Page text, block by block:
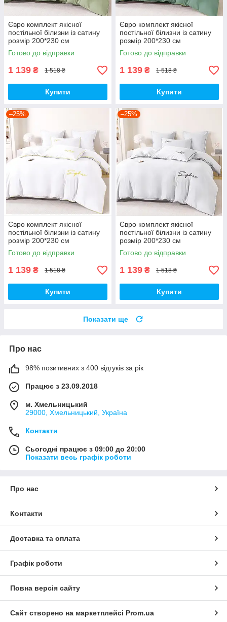
Євро комплект якісної
постільної білизни із сатину
розмір 200*230 см
Готово до відправки
1 139 ₴ 1 518 ₴
Купити
Євро комплект якісної
постільної білизни із сатину
розмір 200*230 см
Готово до відправки
1 139 ₴ 1 518 ₴
Купити
–25%
Євро комплект якісної
постільної білизни із сатину
розмір 200*230 см
Готово до відправки
1 139 ₴ 1 518 ₴
Купити
–25%
Євро комплект якісної
постільної білизни із сатину
розмір 200*230 см
Готово до відправки
1 139 ₴ 1 518 ₴
Купити
Показати ще
Про нас
98% позитивних з 400 відгуків за рік
Працює з 23.09.2018
м. Хмельницький
29000, Хмельницький, Україна
Контакти
Сьогодні працює з 09:00 до 20:00
Показати весь графік роботи
Про нас
Контакти
Доставка та оплата
Графік роботи
Повна версія сайту
Сайт створено на маркетплейсі Prom.ua